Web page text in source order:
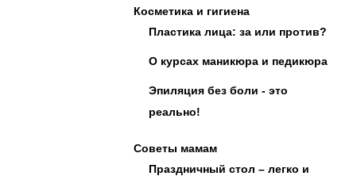
Косметика и гигиена
Пластика лица: за или против?
О курсах маникюра и педикюра
Эпиляция без боли - это
реально!
Советы мамам
Праздничный стол – легко и